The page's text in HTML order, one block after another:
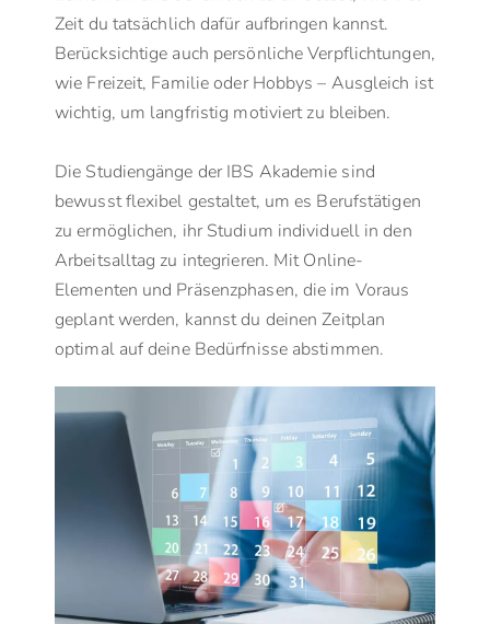
Zeit du tatsächlich dafür aufbringen kannst.
Berücksichtige auch persönliche Verpflichtungen,
wie Freizeit, Familie oder Hobbys – Ausgleich ist
wichtig, um langfristig motiviert zu bleiben.
Die Studiengänge der IBS Akademie sind
bewusst flexibel gestaltet, um es Berufstätigen
zu ermöglichen, ihr Studium individuell in den
Arbeitsalltag zu integrieren. Mit Online-
Elementen und Präsenzphasen, die im Voraus
geplant werden, kannst du deinen Zeitplan
optimal auf deine Bedürfnisse abstimmen.